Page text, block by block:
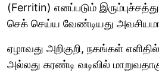
(Ferritin) எனப்படும்
செக் செய்ய வேண்டியது
ஏழாவது அறிகுறி, நகங்கள்
அல்லது கரண்டி வடிவில்